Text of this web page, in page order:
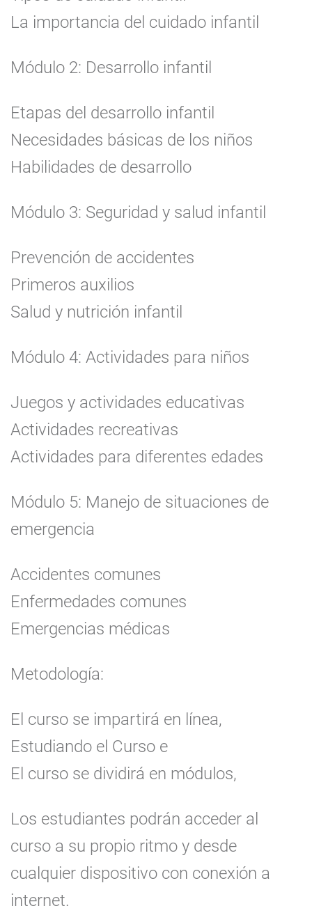
La importancia del cuidado infantil
Módulo 2: Desarrollo infantil
Etapas del desarrollo infantil
Necesidades básicas de los niños
Habilidades de desarrollo
Módulo 3: Seguridad y salud infantil
Prevención de accidentes
Primeros auxilios
Salud y nutrición infantil
Módulo 4: Actividades para niños
Juegos y actividades educativas
Actividades recreativas
Actividades para diferentes edades
Módulo 5: Manejo de situaciones de
emergencia
Accidentes comunes
Enfermedades comunes
Emergencias médicas
Metodología:
El curso se impartirá en línea,
Estudiando el Curso e
El curso se dividirá en módulos,
Los estudiantes podrán acceder al
curso a su propio ritmo y desde
cualquier dispositivo con conexión a
internet.